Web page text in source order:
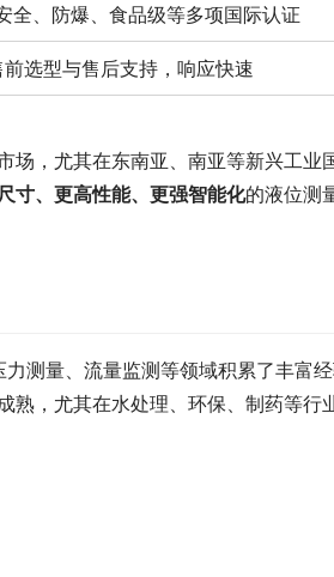
全、防爆、食品级等多项国际认证
选型与售后支持，响应快速
，尤其在东南亚、南亚等新兴工业
寸、更高性能、更强智能化的液位测
量、流量监测等领域积累了丰富经
熟，尤其在水处理、环保、制药等行